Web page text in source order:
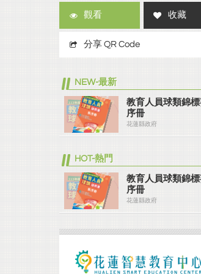
觀看 收藏
分享 QR Code
NEW-最新
教育人員球類錦
序冊
花蓮縣政府
HOT-熱門
教育人員球類錦
序冊
花蓮縣政府